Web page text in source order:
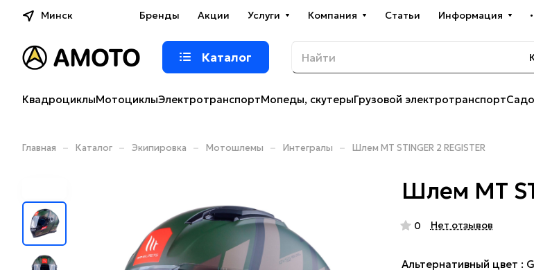
Минск Бренды Акции Услуги Компания Статьи Информация
Каталог
КвадроциклыМотоциклыЭлектротранспортМопеды, скутерыГрузовой электротранспорт
Главная – Каталог – Экипировка – Мотошлемы – Интегралы – Шлем MT STINGER 2 REGISTER
Шлем MT
0 Нет отзывов
Альтернативный цвет :